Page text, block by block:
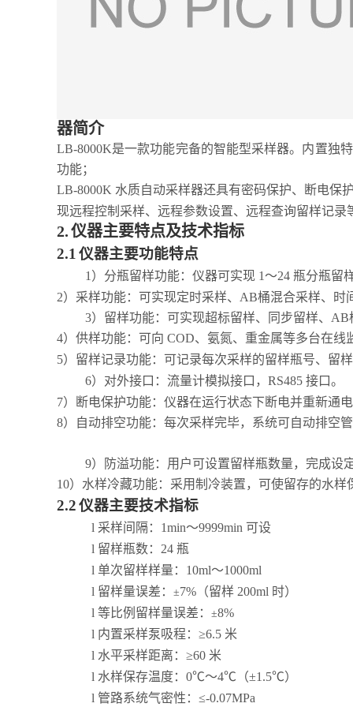
器简介
LB-8000K是一款功能完备的智能型采样器。内置独
功能；
LB-8000K 水质自动采样器还具有密码保护、断电保
现远程控制采样、远程参数设置、远程查询留样记录
2.仪器主要特点及技术指标
2.1 仪器主要功能特点
1）分瓶留样功能：仪器可实现 1～24 瓶分瓶留
2）采样功能：可实现定时采样、AB桶混合采样、
3）留样功能：可实现超标留样、同步留样、
4）供样功能：可向 COD、氨氮、重金属等多台在线
5）留样记录功能：可记录每次采样的留样瓶号、留
6）对外接口：流量计模拟接口，RS485 接口。
7）断电保护功能：仪器在运行状态下断电并重新通
8）自动排空功能：每次采样完毕，系统可自动排空
9）防溢功能：用户可设置留样瓶数量，完成设
10）水样冷藏功能：采用制冷装置，可使留存的水样
2.2仪器主要技术指标
l 采样间隔：1min～9999min 可设
l 留样瓶数：24 瓶
l 单次留样样量：10ml～1000ml
l 留样量误差： ±7%（留样 200ml 时）
l 等比例留样量误差： ±8%
l 内置采样泵吸程：≥6.5 米
l 水平采样距离：≥60 米
l 水样保存温度：0℃～4℃（±1.5℃）
l 管路系统气密性：≤-0.07MPa